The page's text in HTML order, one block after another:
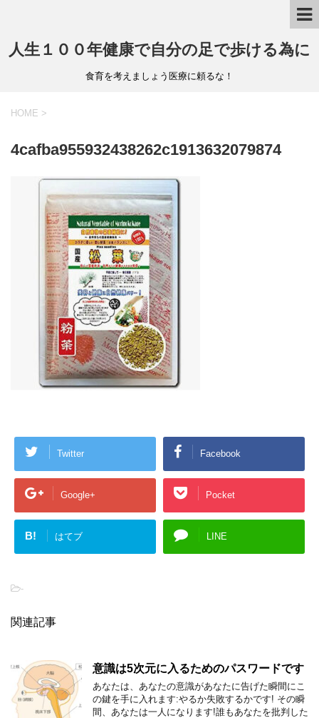
人生１００年健康で自分の足で歩ける為に
食育を考えましょう医療に頼るな！
HOME >
4cafba955932438262c1913632079874
Twitter Facebook
Google+ Pocket
B! はてブ LINE
-
関連記事
意識は5次元に入るためのパスワードです
あなたは、あなたの意識があなたに告げた瞬間にこ
の鍵を手に入れます:やるか失敗するかです! その瞬
間、あなたは一人になります!誰もあなたを批判した